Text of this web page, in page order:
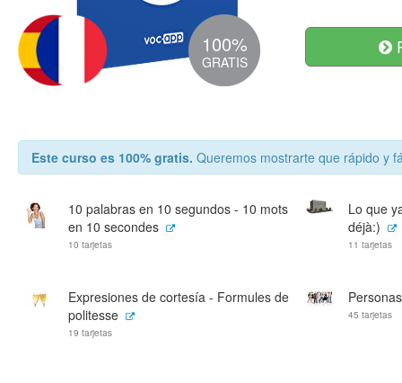
100%
GRATIS
Este curso es 100% gratis. Queremos mostrarte que rápido y
10 palabras en 10 segundos - 10 mots
en 10 secondes
10 tarjetas
Lo que
déjà:)
11 tarjetas
Expresiones de cortesía - Formules de
politesse
19 tarjetas
45 tarjetas